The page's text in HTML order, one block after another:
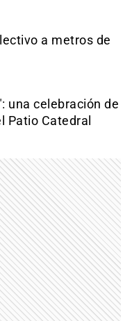
a metros de
una celebración de
Patio Catedral